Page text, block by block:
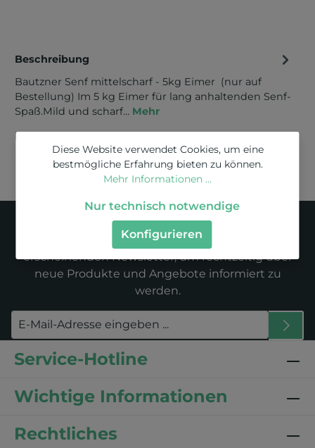
Beschreibung
Bautzner Senf mittelscharf - 5kg Eimer (nur auf
Bestellung) Im 5 kg Eimer für lang anhaltenden Senf-
Spaß.Mild und scharf… Mehr
Bewertungen
Newsletter
Abonnieren Sie jetzt unseren regelmäßig
erscheinenden Newsletter, um rechtzeitig über
neue Produkte und Angebote informiert zu
werden.
Service-Hotline
Wichtige Informationen
Rechtliches
Diese Website verwendet Cookies, um eine
bestmögliche Erfahrung bieten zu können.
Mehr Informationen ...
Nur technisch notwendige
Konfigurieren